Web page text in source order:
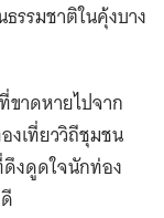
ธรรมชาติในคุ้งบาง
ขาดหายไปจาก
งเที่ยววิถีชุมชน
งดูดใจนักท่อง